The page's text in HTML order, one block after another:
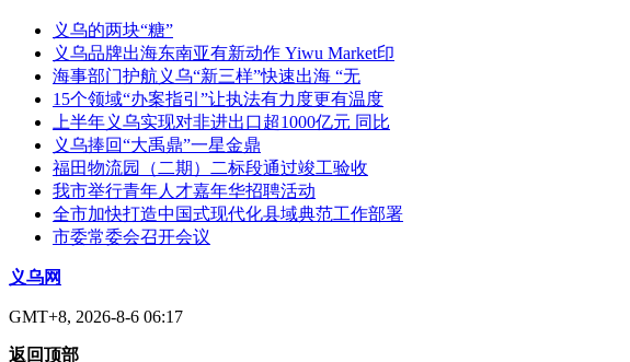
义乌的两块“糖”
义乌品牌出海东南亚有新动作 Yiwu Market印
海事部门护航义乌“新三样”快速出海 “无
15个领域“办案指引”让执法有力度更有温度
上半年义乌实现对非进出口超1000亿元 同比
义乌捧回“大禹鼎”一星金鼎
福田物流园（二期）二标段通过竣工验收
我市举行青年人才嘉年华招聘活动
全市加快打造中国式现代化县域典范工作部署
市委常委会召开会议
义乌网
GMT+8, 2026-8-6 06:17
返回顶部